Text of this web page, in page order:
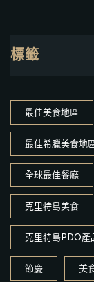
標籤
最佳美食地區
最佳希臘美食地
全球最佳餐廳
克里特島美食
克里特島PDO產
節慶 美